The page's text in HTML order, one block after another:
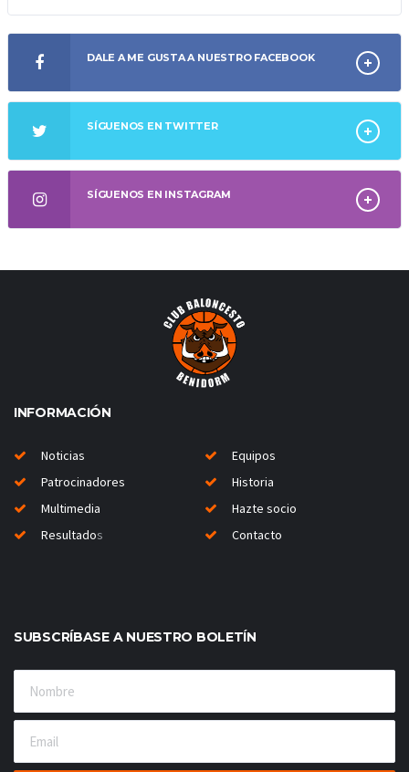
DALE A ME GUSTA A NUESTRO FACEBOOK
SÍGUENOS EN TWITTER
SÍGUENOS EN INSTAGRAM
INFORMACIÓN
Noticias
Equipos
Patrocinadores
Historia
Multimedia
Hazte socio
Resultados Contacto
SUBSCRÍBASE A NUESTRO BOLETÍN